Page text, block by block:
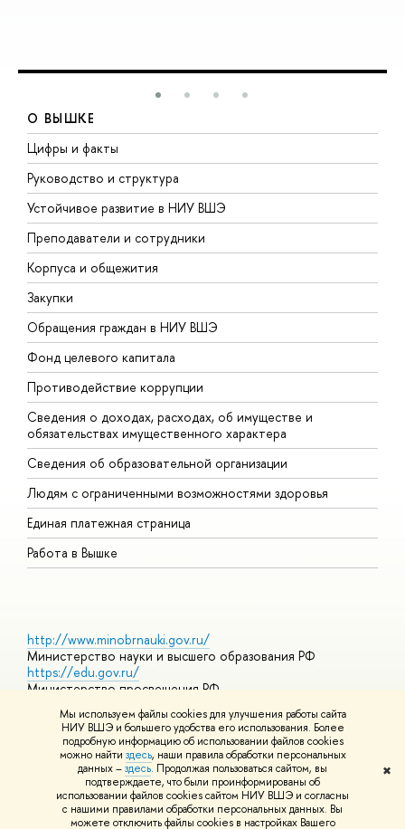
Мы используем файлы cookies для улучшения работы сайта
НИУ ВШЭ и большего удобства его использования. Более
подробную информацию об использовании файлов cookies
можно найти здесь, наши правила обработки персональных
данных –здесь. Продолжая пользоваться сайтом, вы
подтверждаете, что были проинформированы об
использовании файлов cookies сайтом НИУ ВШЭ и согласны
с нашими правилами обработки персональных данных. Вы
можете отключить файлы cookies в настройках Вашего
✖
О ВЫШКЕ
Цифры и факты
Руководство и структура
Устойчивое развитие в НИУ ВШЭ
Преподаватели и сотрудники
Корпуса и общежития
Закупки
Обращения граждан в НИУ ВШЭ
Фонд целевого капитала
Противодействие коррупции
Сведения о доходах, расходах, об имуществе и
обязательствах имущественного характера
Сведения об образовательной организации
Людям с ограниченными возможностями здоровья
Единая платежная страница
Работа в Вышке
http://www.minobrnauki.gov.ru/
Министерство науки и высшего образования РФ
https://edu.gov.ru/
Министерство просвещения РФ
https://elearning.hse.ru/mooc
Массовые открытые онлайн-курсы
© НИУ ВШЭ 1993–2026 Адреса и контактыУсловия
использования материалов Политика конфиденциальности
Шрифты HSE Sans и HSE Slab разработаны вШколе дизайна НИУ